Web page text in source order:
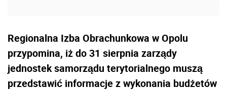
Regionalna Izba Obrachunkowa w Opolu
przypomina, iż do 31 sierpnia zarządy
jednostek samorządu terytorialnego muszą
przedstawić informacje z wykonania budżetów